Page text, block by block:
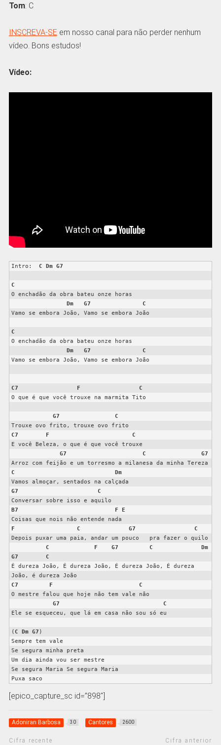
Tom: C
INSCREVA-SE em nosso canal para não perder nenhum
vídeo. Bons estudos!
Vídeo:
Intro: C Dm G7
C
O enchadão da obra bateu onze horas
Dm
G7
C
Vamo se embora João, Vamo se embora João
C
O enchadão da obra bateu onze horas
Dm
G7
C
Vamo se embora João, Vamo se embora João
C7 F
C
O que é que você trouxe na marmita Tito
G7
C
C7
F
C
E você Beleza, o que é que você trouxe
G7
C
G7
C
Dm
G7
C
B7
F
E
F
C G7
C
Depois puxar uma paia, andar um pouco   pra fazer o quilo
C
F G7 C
Dm
G7
C
É dureza João, É dureza João, É dureza João, É dureza
C7
F
C
O mestre falou que hoje não tem vale não
G7
C
Ele se esqueceu, que lá em casa não sou só eu
( C Dm G7 )
Sempre tem vale
Se segura minha preta
Um dia ainda vou ser mestre
Se segura Maria Se segura Maria
Puxa saco
[epico_capture_sc id=”898″]
Adoniran Barbosa 30 Cantores 2600
Cifra recente Cifra anterior